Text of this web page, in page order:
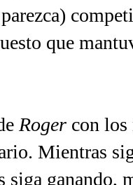
que
Roger con los
Mientras
siga ganando,